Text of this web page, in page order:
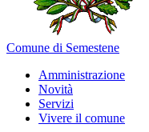
Comune di Semestene
Amministrazione
Novità
Servizi
Vivere il comune